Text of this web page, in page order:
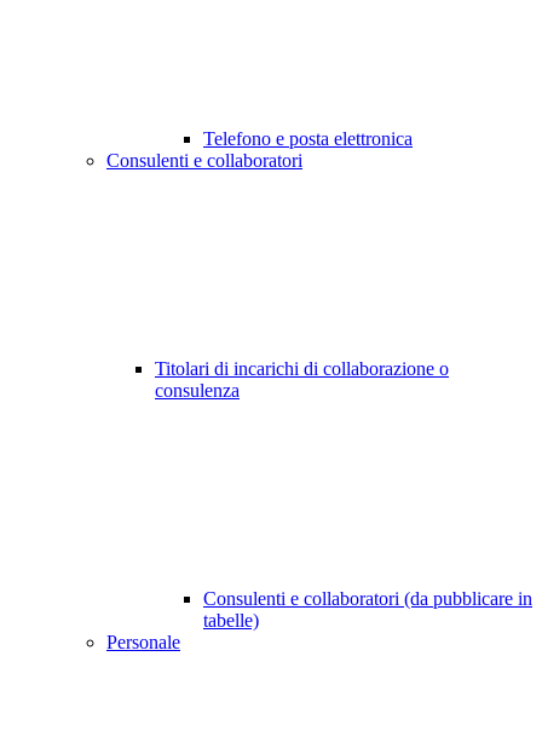
Telefono e posta elettronica
Consulenti e collaboratori
Titolari di incarichi di collaborazione o
consulenza
Consulenti e collaboratori (da pubblicare in
tabelle)
Personale